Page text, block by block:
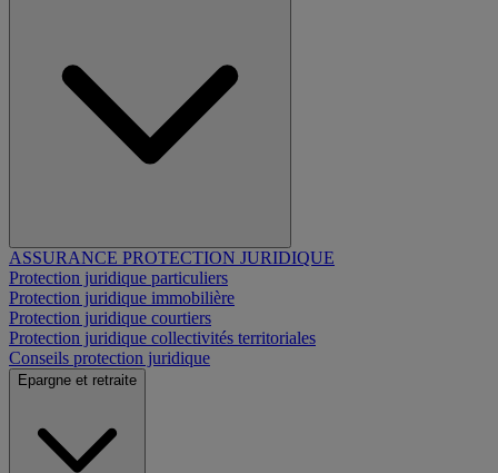
ASSURANCE PROTECTION JURIDIQUE
Protection juridique particuliers
Protection juridique immobilière
Protection juridique courtiers
Protection juridique collectivités territoriales
Conseils protection juridique
Epargne et retraite